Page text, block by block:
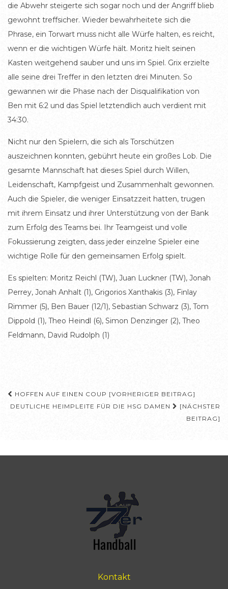
die Abwehr steigerte sich sogar noch und der Angriff blieb
gewohnt treffsicher. Wieder bewahrheitete sich die
Phrase, ein Torwart muss nicht alle Würfe halten, es reicht,
wenn er die wichtigen Würfe hält. Moritz hielt seinen
Kasten weitgehend sauber und uns im Spiel. Grix erzielte
alle seine drei Treffer in den letzten drei Minuten. So
gewannen wir die Phase nach der Disqualifikation von
Ben mit 6:2 und das Spiel letztendlich auch verdient mit
34:30.
Nicht nur den Spielern, die sich als Torschützen
auszeichnen konnten, gebührt heute ein großes Lob. Die
gesamte Mannschaft hat dieses Spiel durch Willen,
Leidenschaft, Kampfgeist und Zusammenhalt gewonnen.
Auch die Spieler, die weniger Einsatzzeit hatten, trugen
mit ihrem Einsatz und ihrer Unterstützung von der Bank
zum Erfolg des Teams bei. Ihr Teamgeist und volle
Fokussierung zeigten, dass jeder einzelne Spieler eine
wichtige Rolle für den gemeinsamen Erfolg spielt.
Es spielten: Moritz Reichl (TW), Juan Luckner (TW), Jonah
Perrey, Jonah Anhalt (1), Grigorios Xanthakis (3), Finlay
Rimmer (5), Ben Bauer (12/1), Sebastian Schwarz (3), Tom
Dippold (1), Theo Heindl (6), Simon Denzinger (2), Theo
Feldmann, David Rudolph (1)
Beitragsnavigation
HOFFEN AUF EINEN COUP [VORHERIGER BEITRAG]
DEUTLICHE HEIMPLEITE FÜR DIE HSG DAMEN
[NÄCHSTER
BEITRAG]
Kontakt